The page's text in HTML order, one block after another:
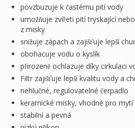
povzbuzuje k častému pití vody
umožňuje zvířeti pití tryskající
z misky
snižuje zápach a zajišťuje lepší
obohacuje vodu o kyslík
přirozeně ochlazuje díky cirkulaci
Filtr zajišťuje lepší kvalitu vody a
nehlučné, regulovatelné čerpadlo
keramické misky, vhodné pro
stabilní a pevná